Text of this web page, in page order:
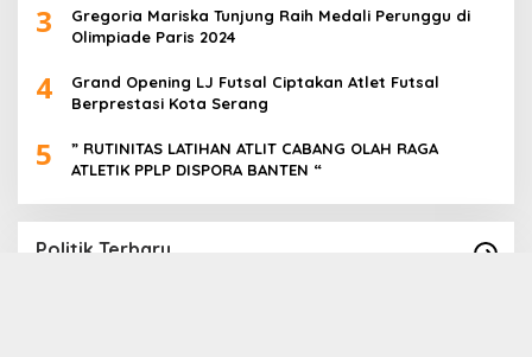
3
Gregoria Mariska Tunjung Raih Medali Perunggu di
Olimpiade Paris 2024
4
Grand Opening LJ Futsal Ciptakan Atlet Futsal
Berprestasi Kota Serang
5
” RUTINITAS LATIHAN ATLIT CABANG OLAH RAGA
ATLETIK PPLP DISPORA BANTEN “
Politik Terbaru